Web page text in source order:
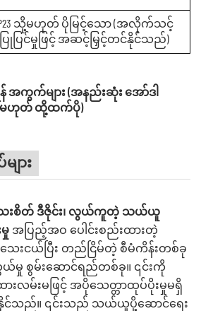
သို့မဟုတ် ပိုမြင့်သော (အလိုက်သင့်
ပြုပြင်မှုဖြင့် အဆင့်မြှင့်တင်နိုင်သည်)
အကွက်များ (အနည်းဆုံး အော်ဒါ
မဟုတ် ထို့ထက်ပို)
ျား
ေးစိတ် ဒီဇိုင်း၊ လွယ်ကူတဲ့ သယ်ယူ
မှု အပြည့်အဝ ပေါင်းစည်းထားတဲ့
းငယ်ပြီး တည်ငြိမ်တဲ့ စီမံကိန်းတစ်ခု
မှု စွမ်းဆောင်ရည်တစ်ခု။ ၎င်းကို
းလမ်းမဖြင့် အပိုသေတ္တာထုပ်ပိုးမှုမရှိ
င်သည်။ ၎င်းသည် သယ်ယူပို့ဆောင်ရေး